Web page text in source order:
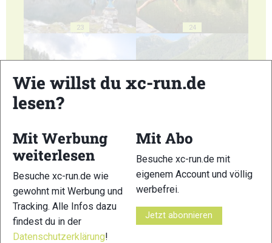
23 24
27
Wie willst du xc-run.de
lesen?
Mit Werbung
weiterlesen
Besuche xc-run.de wie
gewohnt mit Werbung und
Tracking. Alle Infos dazu
findest du in der
Datenschutzerklärung!
Mit Abo
Besuche xc-run.de mit
eigenem Account und völlig
werbefrei.
Jetzt abonnieren